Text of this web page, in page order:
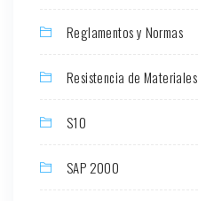
Reglamentos y Normas
Resistencia de Materiales
S10
SAP 2000